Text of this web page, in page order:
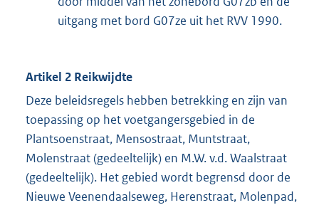
uitgang met bord G07ze uit het RVV 1990.
Artikel 2 Reikwijdte
Deze beleidsregels hebben betrekking en zijn van
toepassing op het voetgangersgebied in de
Plantsoenstraat, Mensostraat, Muntstraat,
Molenstraat (gedeeltelijk) en M.W. v.d. Waalstraat
(gedeeltelijk). Het gebied wordt begrensd door de
Nieuwe Veenendaalseweg, Herenstraat, Molenpad,